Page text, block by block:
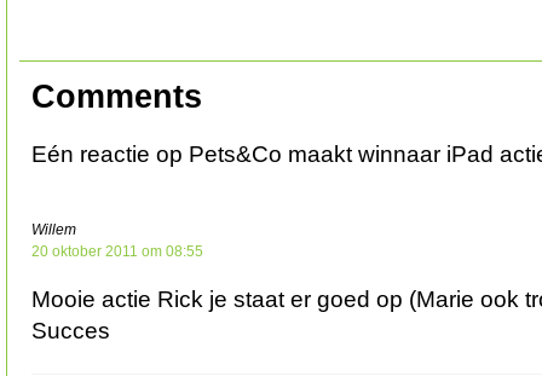
Comments
Eén reactie op Pets&Co maakt winnaar iPad
Willem
20 oktober 2011 om 08:55
Mooie actie Rick je staat er goed op (Marie ook
Succes